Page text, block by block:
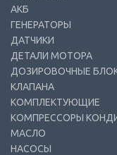
АКБ
ГЕНЕРАТОРЫ
ДАТЧИКИ
ДЕТАЛИ МОТОРА
ДОЗИРОВОЧНЫЕ
КЛАПАНА
КОМПЛЕКТУЮЩИЕ
КОМПРЕССОРЫ
МАСЛО
НАСОСЫ